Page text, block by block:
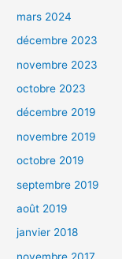
mars 2024
décembre 2023
novembre 2023
octobre 2023
décembre 2019
novembre 2019
octobre 2019
septembre 2019
août 2019
janvier 2018
novembre 2017